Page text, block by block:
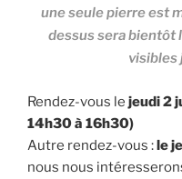
une seule pierre est
dessus sera bientôt
visibles
Rendez-vous le jeudi 2
14h30 à 16h30)
Autre rendez-vous :le
nous nous